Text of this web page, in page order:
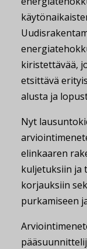
kiristettävää,
etsittävä
alusta ja
Nyt
elinkaaren
kuljetuksiin ja
korjauksiin
purkamiseen